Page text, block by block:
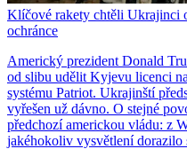
Klíčové rakety chtěli Ukrajinci
ochránce
Americký prezident Donald
od slibu udělit Kyjevu licenci
systému Patriot. Ukrajinští
vyřešen už dávno. O stejné
předchozí americkou vládu: z
jakéhokoliv vysvětlení dorazilo